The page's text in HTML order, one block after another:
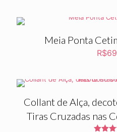
Meia Ponta
R$
Collant de Alça,
Tiras Cruzadas nas